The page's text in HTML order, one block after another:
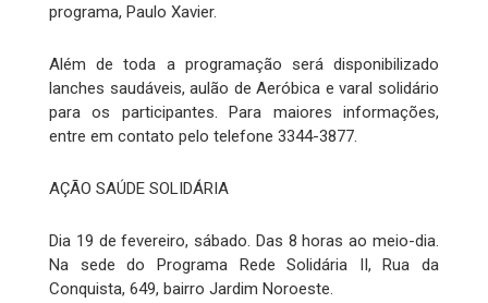
programa, Paulo Xavier.
Além de toda a programação será disponibilizado
lanches saudáveis, aulão de Aeróbica e varal solidário
para os participantes. Para maiores informações,
entre em contato pelo telefone 3344-3877.
AÇÃO SAÚDE SOLIDÁRIA
Dia 19 de fevereiro, sábado. Das 8 horas ao meio-dia.
Na sede do Programa Rede Solidária II, Rua da
Conquista, 649, bairro Jardim Noroeste.